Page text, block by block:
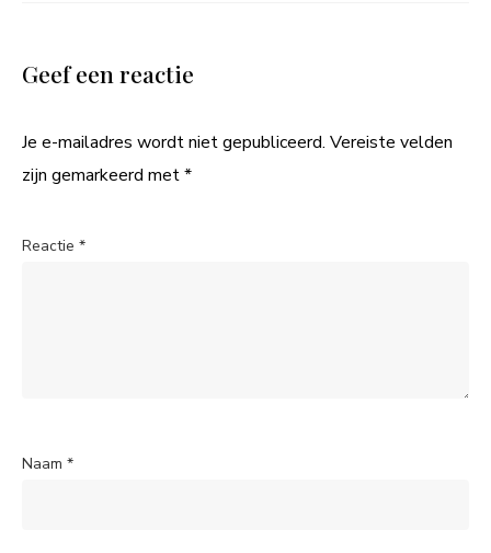
Geef een reactie
Je e-mailadres wordt niet gepubliceerd. Vereiste velden
zijn gemarkeerd met*
Reactie *
Naam *